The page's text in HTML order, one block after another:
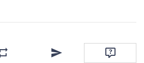
Karşılaştırma listesine ekleArkadaşına e-posta ile
Soru sor